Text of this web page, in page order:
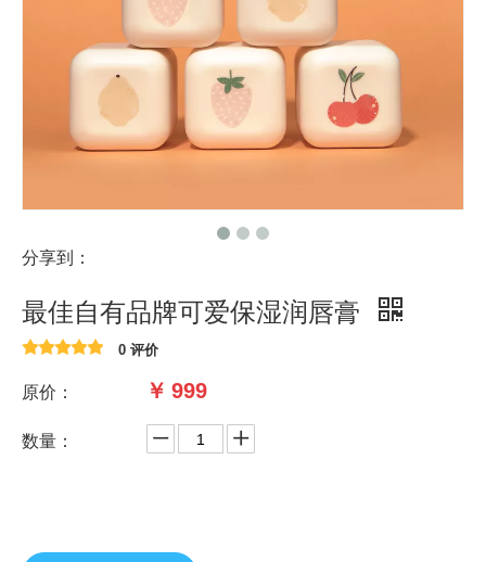
分享到：
最佳自有品牌可爱保湿润唇膏
0 评价
原价： ￥ 999
数量：